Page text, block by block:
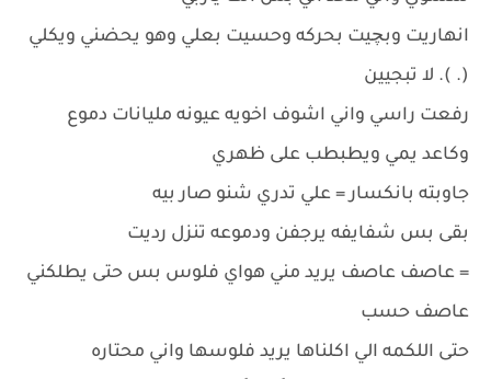
انهاريت وبچيت بحركه وحسيت بعلي وهو يحضني ويكلي
(. ). لا تبجيين
رفعت راسي واني اشوف اخويه عيونه مليانات دموع
وكاعد يمي ويطبطب على ظهري
جاوبته بانكسار = علي تدري شنو صار بيه
بقى بس شفايفه يرجفن ودموعه تنزل رديت
= عاصف عاصف يريد مني هواي فلوس بس حتى يطلكني
عاصف حسب
حتى اللكمه الي اكلناها يريد فلوسها واني محتاره